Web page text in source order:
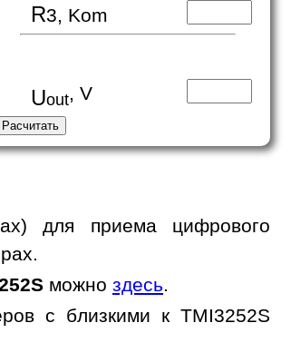
R3, Kom
Uout, V
для приема цифрового
можно здесь.
с близкими к TMI3252S